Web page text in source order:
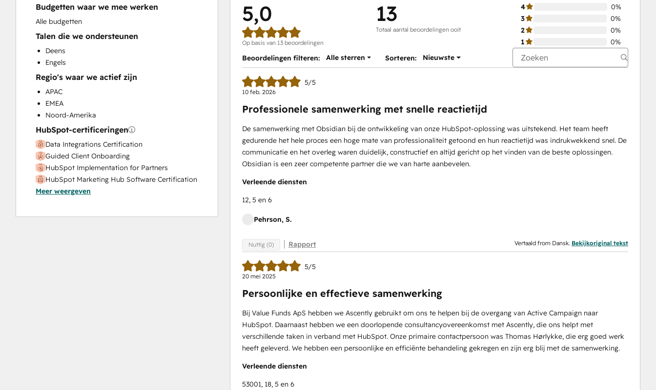
Customer Survey and Analysis
Email Marketing
Help Desk Implementation
Knowledge Base Development
Paid Advertising
Programmable Automation
Public Relations
Sales and Marketing Alignment
Sales Coaching and Training
Search Engine Optimization
Social Media
Video Production
Website Design
Website Development
Website Migration
Budgetten waar we mee werken
Alle budgetten
Talen die we ondersteunen
Deens
Engels
Regio's waar we actief zijn
APAC
EMEA
Noord-Amerika
HubSpot-certificeringen
Data Integrations Certification
Guided Client Onboarding
HubSpot Implementation for Partners
HubSpot Marketing Hub Software Certification
HubSpot Reporting
HubSpot Solutions Partner
Meer weergeven
5,0
Op basis van 13 beoordelingen
13
Totaal aantal beoordelingen ooit
4
0%
3
0%
2
0%
1
0%
Beoordelingen filteren:
Alle sterren Sorteren: Nieuwste
5/5
10 feb. 2026
Professionele samenwerking met snelle reactietijd
De samenwerking met Obsidian bij de ontwikkeling van onze HubSpot-oplossing was uitstekend. Het team heeft
gedurende het hele proces een hoge mate van professionaliteit getoond en hun reactietijd was indrukwekkend snel. De
communicatie en het overleg waren duidelijk, constructief en altijd gericht op het vinden van de beste oplossingen.
Obsidian is een zeer competente partner die we van harte aanbevelen.
Verleende diensten
12, 5 en 6
Pehrson, S.
Nuttig (0) Rapport Vertaald from Dansk. Bekijkoriginal tekst
5/5
20 mei 2025
Persoonlijke en effectieve samenwerking
Bij Value Funds ApS hebben we Ascently gebruikt om ons te helpen bij de overgang van Active Campaign naar
HubSpot. Daarnaast hebben we een doorlopende consultancyovereenkomst met Ascently, die ons helpt met
verschillende taken in verband met HubSpot. Onze primaire contactpersoon was Thomas Hørlykke, die erg goed werk
heeft geleverd. We hebben een persoonlijke en efficiënte behandeling gekregen en zijn erg blij met de samenwerking.
Verleende diensten
53001, 18, 5 en 6